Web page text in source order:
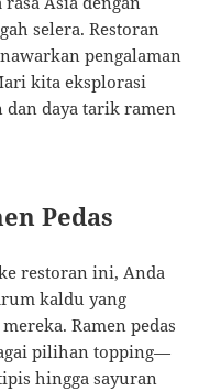
selera. Restoran
pengalaman
kita eksplorasi
daya tarik ramen
Pedas
restoran ini, Anda
kaldu yang
Ramen pedas
pilihan topping—
hingga sayuran